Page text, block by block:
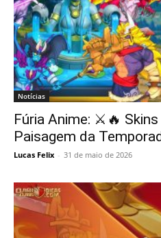
Notícias
Fúria Anime: ⚔️🔥
Paisagem da
Lucas Felix - 31 de maio de 2026